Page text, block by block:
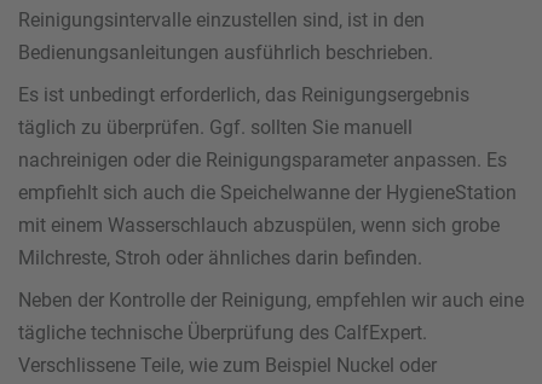
Reinigungsintervalle einzustellen sind, ist in den
Bedienungsanleitungen ausführlich beschrieben.
Es ist unbedingt erforderlich, das Reinigungsergebnis
täglich zu überprüfen. Ggf. sollten Sie manuell
nachreinigen oder die Reinigungsparameter anpassen. Es
empfiehlt sich auch die Speichelwanne der HygieneStation
mit einem Wasserschlauch abzuspülen, wenn sich grobe
Milchreste, Stroh oder ähnliches darin befinden.
Neben der Kontrolle der Reinigung, empfehlen wir auch eine
tägliche technische Überprüfung des CalfExpert.
Verschlissene Teile, wie zum Beispiel Nuckel oder